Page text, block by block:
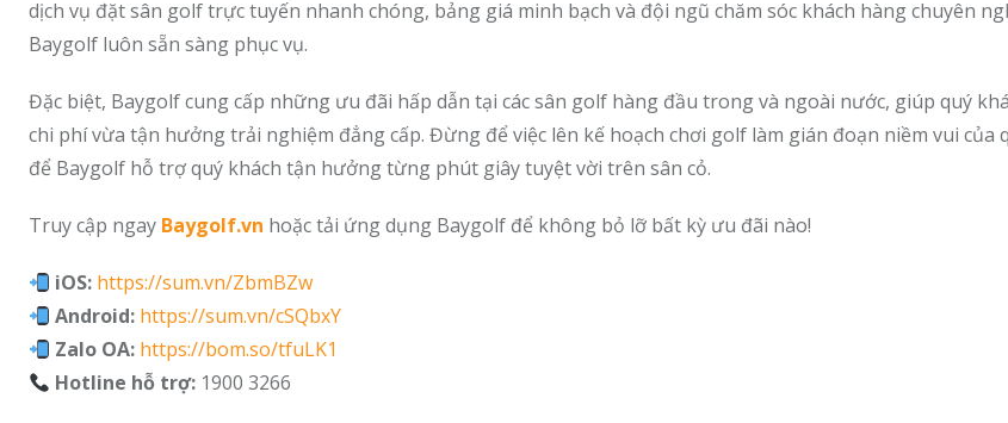
dịch vụ đặt sân golf trực tuyến nhanh chóng, bảng giá minh bạch và đội ngũ chăm sóc khách hàng chuyên
Baygolf luôn sẵn sàng phục vụ.
Đặc biệt, Baygolf cung cấp những ưu đãi hấp dẫn tại các sân golf hàng đầu trong và ngoài nước, giúp quý
chi phí vừa tận hưởng trải nghiệm đẳng cấp. Đừng để việc lên kế hoạch chơi golf làm gián đoạn niềm vui của
để Baygolf hỗ trợ quý khách tận hưởng từng phút giây tuyệt vời trên sân cỏ.
Truy cập ngay Baygolf.vn hoặc tải ứng dụng Baygolf để không bỏ lỡ bất kỳ ưu đãi nào!
iOS: https://sum.vn/ZbmBZw
Android: https://sum.vn/cSQbxY
Zalo OA: https://bom.so/tfuLK1
Hotline hỗ trợ: 1900 3266